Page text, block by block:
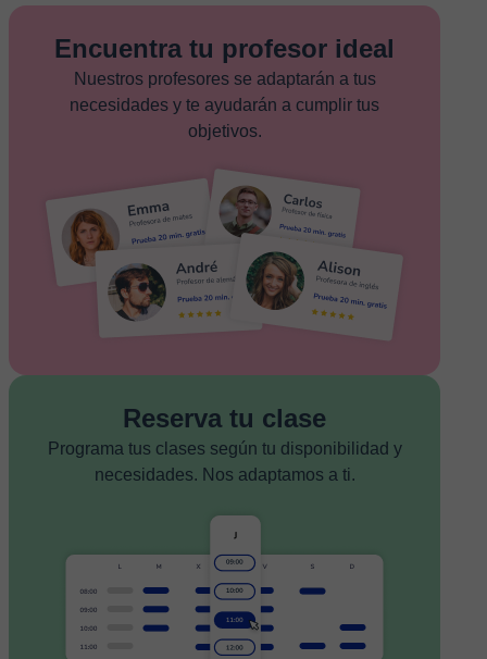
Encuentra tu profesor ideal
Nuestros profesores se adaptarán a tus
necesidades y te ayudarán a cumplir tus
objetivos.
Reserva tu clase
Programa tus clases según tu disponibilidad y
necesidades. Nos adaptamos a ti.